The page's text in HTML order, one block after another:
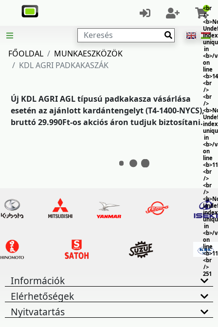
<br
/>
in
<b>/
on
line
<br
/>
<br
/>
in
<b>/
on
line
<br
/>
<br
/>
in
<b>/
on
line
<br
/>
251
Keresés
FŐOLDAL
MUNKAESZKÖZÖK
KDL AGRI PADKAKASZÁK
Új KDL AGRI AGL típusú padkakasza vásárlása
esetén az ajánlott kardántengelyt (T4-1400-NYCS),
bruttó 29.990Ft-os akciós áron tudjuk biztosítani.
Információk
Elérhetőségek
Nyitvatartás